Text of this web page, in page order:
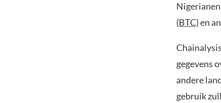
Nigerianen
(BTC)en
gegevens
andere
gebruik